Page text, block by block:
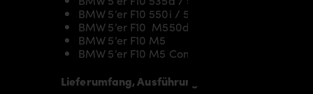
BMW 5’er F10 550i / 550i xDrive
BMW 5’er F10 M550d xDrive
BMW 5’er F10 M5
BMW 5’er F10 M5 Competition
Lieferumfang, Ausführung: